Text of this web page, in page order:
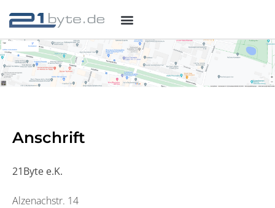
Anschrift
21Byte e.K.
Alzenachstr. 14